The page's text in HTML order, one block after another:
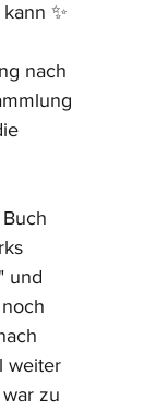
✨
nach
und
weiter
zu